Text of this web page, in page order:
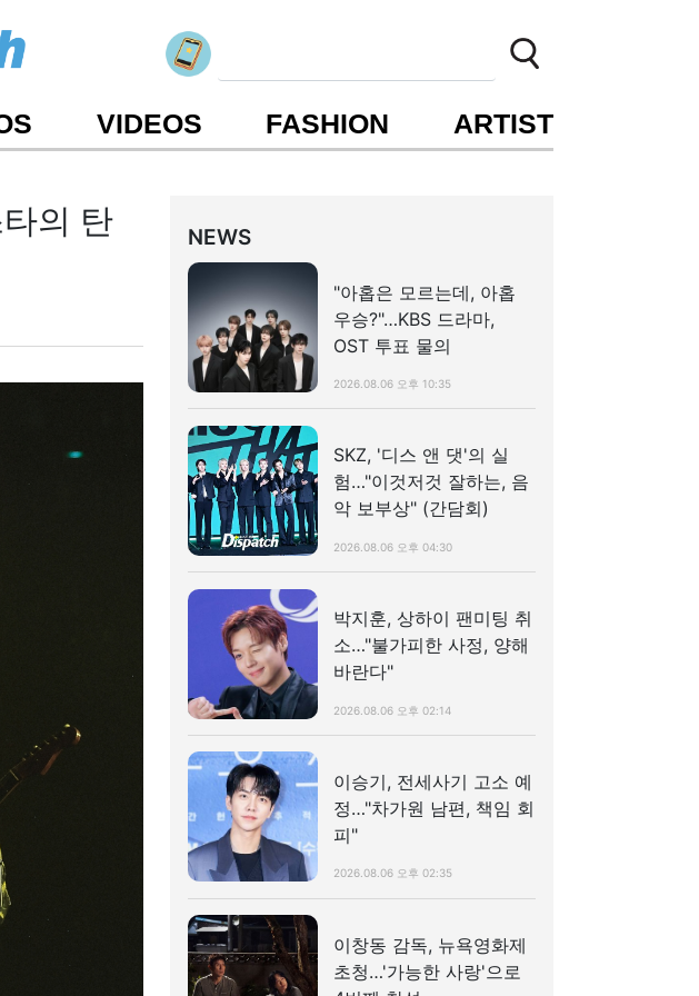
VIDEOS FASHION ARTIST
의 탄
NEWS
"아홉은 모르는데, 아홉
우승?"…KBS 드라마,
OST 투표 물의
2026.08.06 오후 10:35
SKZ, '디스 앤 댓'의 실
험…"이것저것 잘하는, 음
악 보부상" (간담회)
2026.08.06 오후 04:30
박지훈, 상하이 팬미팅 취
소…"불가피한 사정, 양해
바란다"
2026.08.06 오후 02:14
이승기, 전세사기 고소 예
정…"차가원 남편, 책임 회
피"
2026.08.06 오후 02:35
이창동 감독, 뉴욕영화제
초청…'가능한 사랑'으로